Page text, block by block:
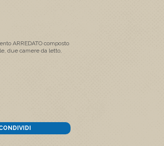
ARREDATO composto
due camere da letto,